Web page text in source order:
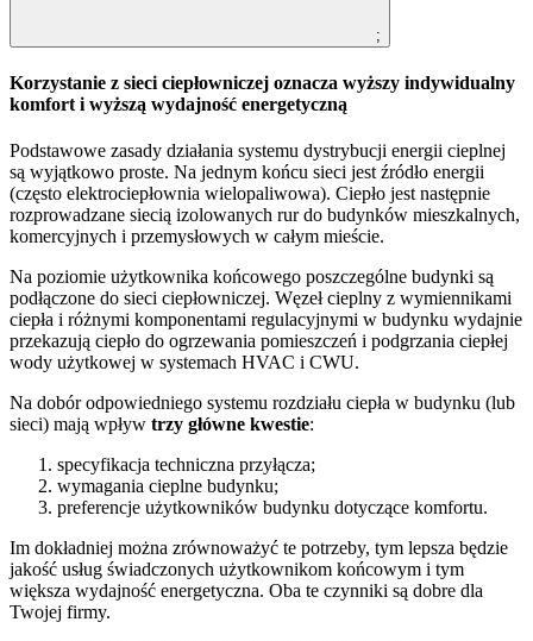
;
Korzystanie z sieci ciepłowniczej oznacza wyższy indywidualny
komfort i wyższą wydajność energetyczną
Podstawowe zasady działania systemu dystrybucji energii cieplnej
są wyjątkowo proste. Na jednym końcu sieci jest źródło energii
(często elektrociepłownia wielopaliwowa). Ciepło jest następnie
rozprowadzane siecią izolowanych rur do budynków mieszkalnych,
komercyjnych i przemysłowych w całym mieście.
Na poziomie użytkownika końcowego poszczególne budynki są
podłączone do sieci ciepłowniczej. Węzeł cieplny z wymiennikami
ciepła i różnymi komponentami regulacyjnymi w budynku wydajnie
przekazują ciepło do ogrzewania pomieszczeń i podgrzania ciepłej
wody użytkowej w systemach HVAC i CWU.
Na dobór odpowiedniego systemu rozdziału ciepła w budynku (lub
sieci) mają wpływ trzy główne kwestie:
specyfikacja techniczna przyłącza;
wymagania cieplne budynku;
preferencje użytkowników budynku dotyczące komfortu.
Im dokładniej można zrównoważyć te potrzeby, tym lepsza będzie
jakość usług świadczonych użytkownikom końcowym i tym
większa wydajność energetyczna. Oba te czynniki są dobre dla
Twojej firmy.